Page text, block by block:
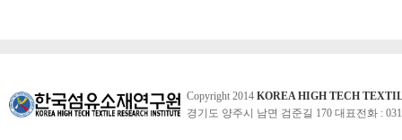
Copyright 2014 KOREA HIGH TECH
경기도 양주시 남면 검준길 170 대표전화 :